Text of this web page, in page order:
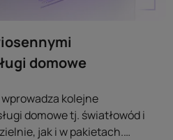
domowe
kolejne
domowe tj. światłowód i
jak i w pakietach.